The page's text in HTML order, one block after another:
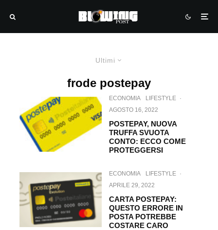
Ultimi
frode postepay
ECONOMIA LIFESTYLE ·
AGOSTO 16, 2022
POSTEPAY, NUOVA
TRUFFA SVUOTA
CONTO: ECCO COME
PROTEGGERSI
ECONOMIA LIFESTYLE ·
APRILE 29, 2022
CARTA POSTEPAY:
QUESTO ERRORE IN
POSTA POTREBBE
COSTARE CARO